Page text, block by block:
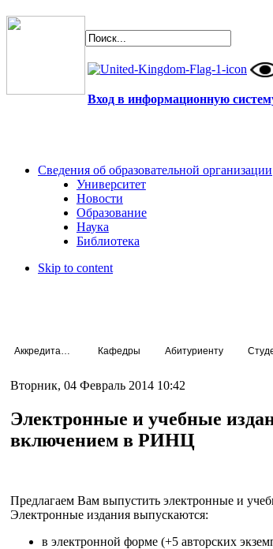
Вход в информационную
Сведения об образовательной организации
Университет
Новости
Образование
Наука
Библиотека
Skip to content
Кафедры Абитуриенту
Вторник, 04 Февраль 2014 10:42
Электронные и учебные
включением в РИНЦ
Предлагаем Вам выпустить электронные и
Электронные издания выпускаются:
в электронной форме (+5 авторских